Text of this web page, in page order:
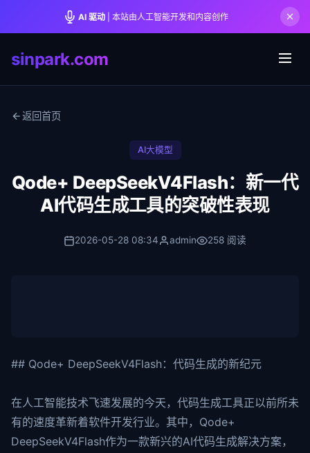
AI 驱动| 本站由人工智能开发和内容创作
sinpark.com
返回首页
AI大模型
Qode+ DeepSeekV4Flash：新一代
AI代码生成工具的突破性表现
2026-05-28 08:34 admin 258 阅读
## Qode+ DeepSeekV4Flash：代码生成的新纪元
在人工智能技术飞速发展的今天，代码生成工具正以前所未
有的速度革新着软件开发行业。其中，Qode+
DeepSeekV4Flash作为一款新兴的AI代码生成解决方案，